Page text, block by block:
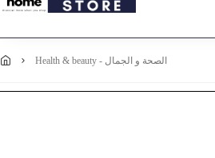
health & beauty - الصحة و الجمال